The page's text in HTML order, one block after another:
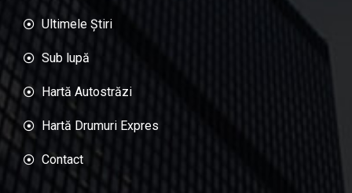
Ultimele Știri
Sub lupă
Hartă Autostrăzi
Hartă Drumuri Expres
Contact